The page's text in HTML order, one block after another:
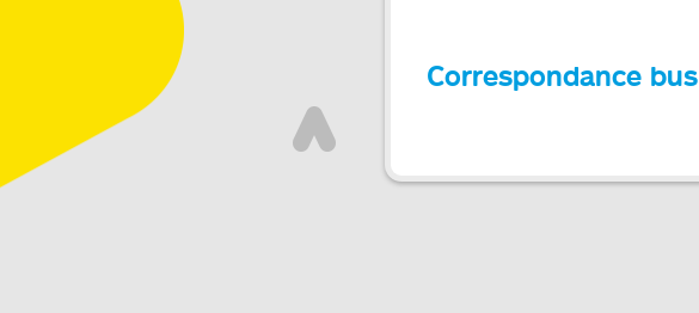
Correspondance bus